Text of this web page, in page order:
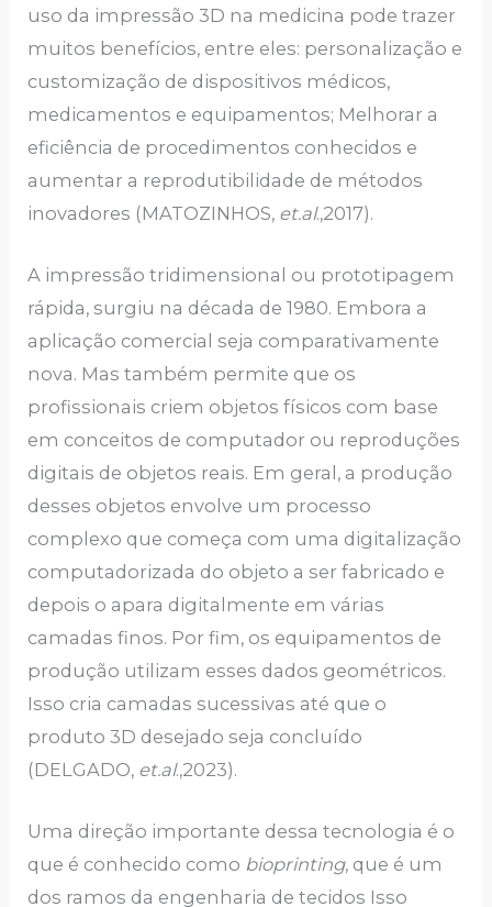
uso da impressão 3D na medicina pode trazer
muitos benefícios, entre eles: personalização e
customização de dispositivos médicos,
medicamentos e equipamentos; Melhorar a
eficiência de procedimentos conhecidos e
aumentar a reprodutibilidade de métodos
inovadores (MATOZINHOS, et.al.,2017).
A impressão tridimensional ou prototipagem
rápida, surgiu na década de 1980. Embora a
aplicação comercial seja comparativamente
nova. Mas também permite que os
profissionais criem objetos físicos com base
em conceitos de computador ou reproduções
digitais de objetos reais. Em geral, a produção
desses objetos envolve um processo
complexo que começa com uma digitalização
computadorizada do objeto a ser fabricado e
depois o apara digitalmente em várias
camadas finos. Por fim, os equipamentos de
produção utilizam esses dados geométricos.
Isso cria camadas sucessivas até que o
produto 3D desejado seja concluído
(DELGADO, et.al.,2023).
Uma direção importante dessa tecnologia é o
que é conhecido como bioprinting, que é um
dos ramos da engenharia de tecidos Isso